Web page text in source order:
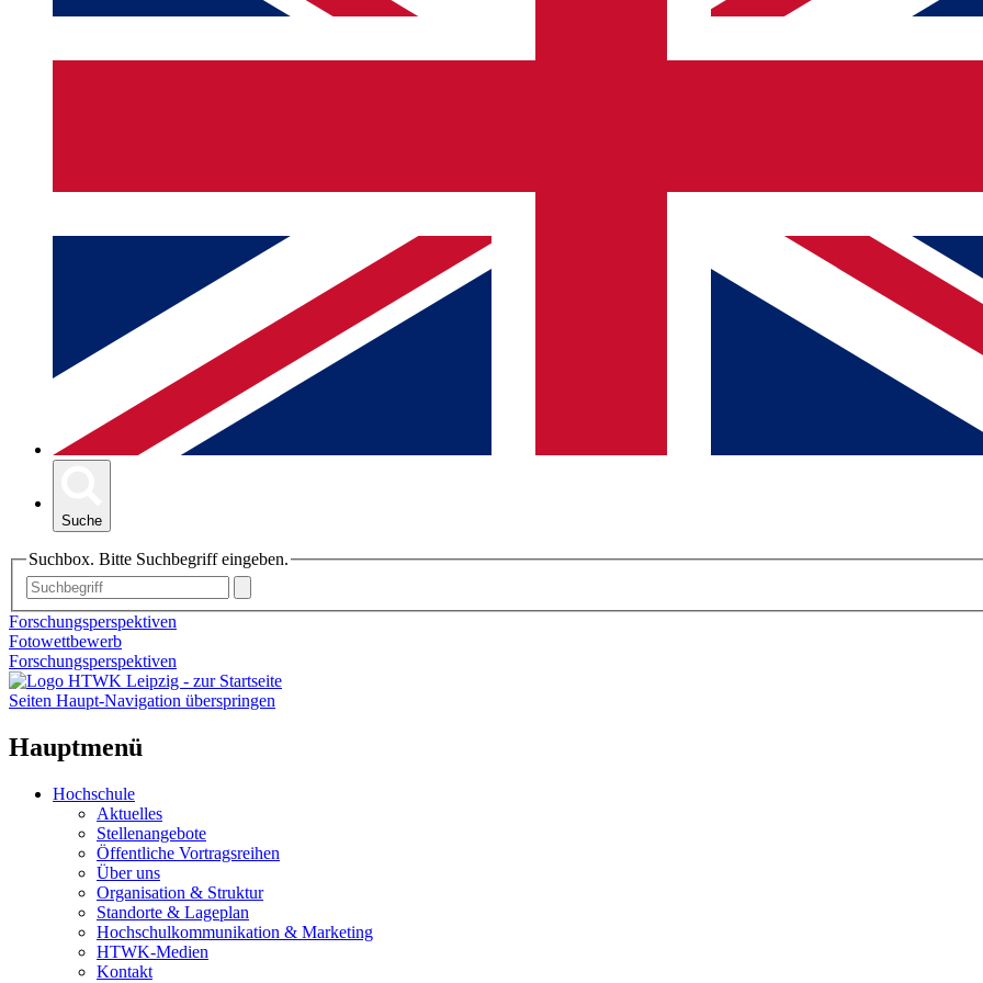
Suche
Suchbox. Bitte Suchbegriff eingeben.
Forschungsperspektiven
Fotowettbewerb
Forschungsperspektiven
Seiten Haupt-Navigation überspringen
Hauptmenü
Hochschule
Aktuelles
Stellenangebote
Öffentliche Vortragsreihen
Über uns
Organisation & Struktur
Standorte & Lageplan
Hochschulkommunikation & Marketing
HTWK-Medien
Kontakt